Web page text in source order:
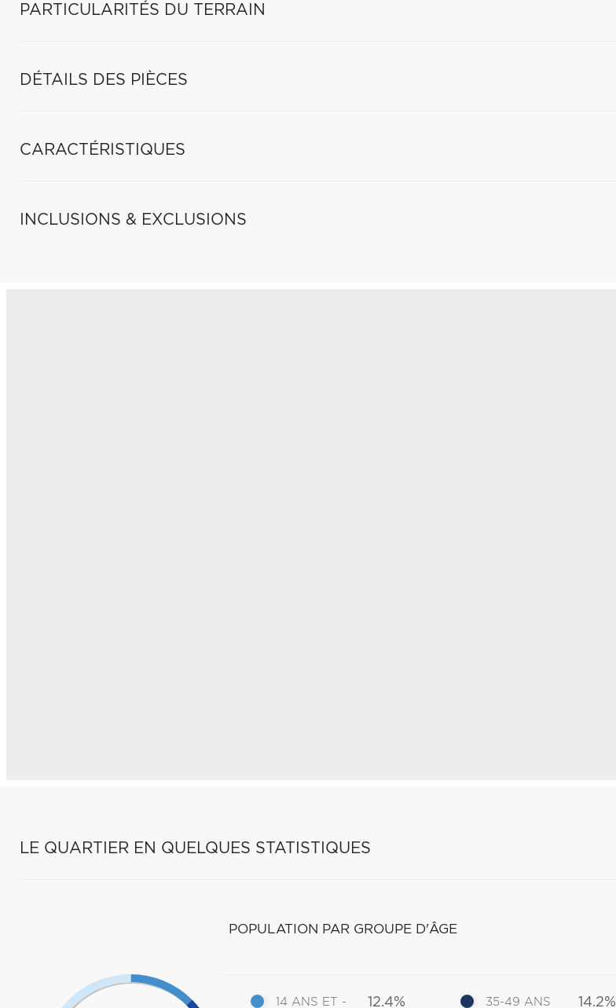
PARTICULARITÉS DU TERRAIN
DÉTAILS DES PIÈCES
CARACTÉRISTIQUES
INCLUSIONS & EXCLUSIONS
LE QUARTIER EN QUELQUES STATISTIQUES
POPULATION PAR GROUPE D'ÂGE
14 ANS ET - 12.4% 35-49 ANS 14.2%